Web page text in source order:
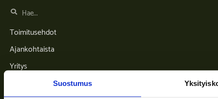
Suostumus
Toimitusehdot
Ajankohtaista
Yritys